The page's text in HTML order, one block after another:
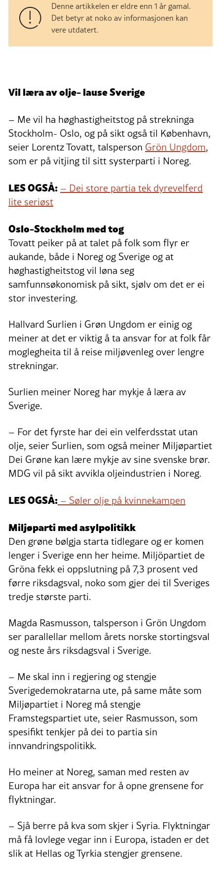
Denne artikkelen er eldre enn 1 år gamal.
Det betyr at noko av informasjonen kan
vere utdatert.
Vil læra av olje- lause Sverige
– Me vil ha høghastigheitstog på strekninga
Stockholm- Oslo, og på sikt også til København,
seier Lorentz Tovatt, talsperson Grön Ungdom,
som er på vitjing til sitt systerparti i Noreg.
LES OGSÅ: – Dei store partia tek dyrevelferd
lite seriøst
Oslo-Stockholm med tog
Tovatt peiker på at talet på folk som flyr er
aukande, både i Noreg og Sverige og at
høghastigheitstog vil løna seg
samfunnsøkonomisk på sikt, sjølv om det er ei
stor investering.
Hallvard Surlien i Grøn Ungdom er einig og
meiner at det er viktig å ta ansvar for at folk får
moglegheita til å reise miljøvenleg over lengre
strekningar.
Surlien meiner Noreg har mykje å læra av
Sverige.
– For det fyrste har dei ein velferdsstat utan
olje, seier Surlien, som også meiner Miljøpartiet
Dei Grøne kan lære mykje av sine svenske brør.
MDG vil på sikt avvikla oljeindustrien i Noreg.
LES OGSÅ: – Søler olje på kvinnekampen
Miljøparti med asylpolitikk
Den grøne bølgja starta tidlegare og er komen
lenger i Sverige enn her heime. Miljöpartiet de
Gröna fekk ei oppslutning på 7,3 prosent ved
førre riksdagsval, noko som gjer dei til Sveriges
tredje største parti.
Magda Rasmusson, talsperson i Grön Ungdom
ser parallellar mellom årets norske stortingsval
og neste års riksdagsval i Sverige.
– Me skal inn i regjering og stengje
Sverigedemokratarna ute, på same måte som
Miljøpartiet i Noreg må stengje
Framstegspartiet ute, seier Rasmusson, som
spesifikt tenkjer på dei to partia sin
innvandringspolitikk.
Ho meiner at Noreg, saman med resten av
Europa har eit ansvar for å opne grensene for
flyktningar.
– Sjå berre på kva som skjer i Syria. Flyktningar
må få lovlege vegar inn i Europa, istaden er det
slik at Hellas og Tyrkia stengjer grensene.